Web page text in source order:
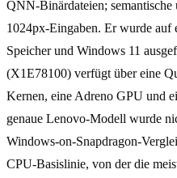
QNN-Binärdateien;
1024px-Eingaben. Er wurde
Speicher und Windows 11
(X1E78100) verfügt über eine
Kernen, eine Adreno GPU und
genaue Lenovo-Modell wurde
Windows-on-Snapdragon-
CPU-Basislinie, von der die